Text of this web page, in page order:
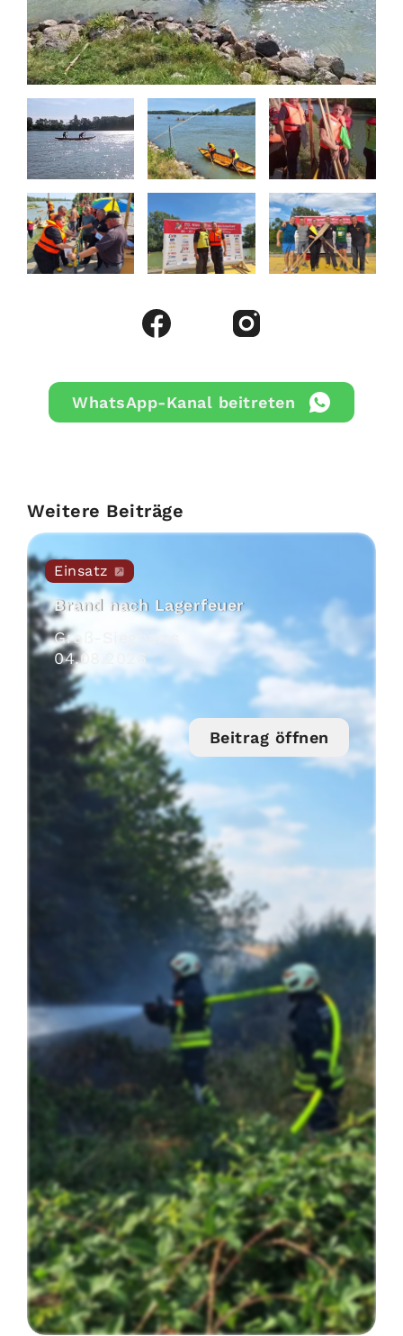
WhatsApp-Kanal beitreten
Weitere Beiträge
Einsatz
Brand nach Lagerfeuer
Groß-Siegharts
04.08 2026
Beitrag öffnen